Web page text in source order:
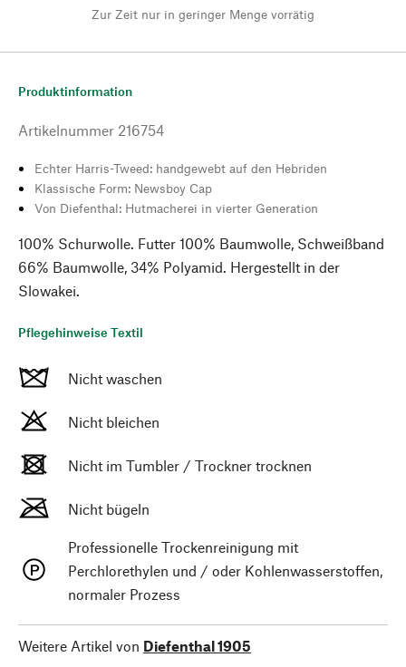
Zur Zeit nur in geringer Menge vorrätig
Produktinformation
Artikelnummer 216754
Echter Harris-Tweed: handgewebt auf den Hebriden
Klassische Form: Newsboy Cap
Von Diefenthal: Hutmacherei in vierter Generation
100% Schurwolle. Futter 100% Baumwolle, Schweißband
66% Baumwolle, 34% Polyamid. Hergestellt in der
Slowakei.
Pflegehinweise Textil
Nicht waschen
Nicht bleichen
Nicht im Tumbler / Trockner trocknen
Nicht bügeln
Professionelle Trockenreinigung mit
Perchlorethylen und / oder Kohlenwasserstoffen,
normaler Prozess
Weitere Artikel von Diefenthal 1905